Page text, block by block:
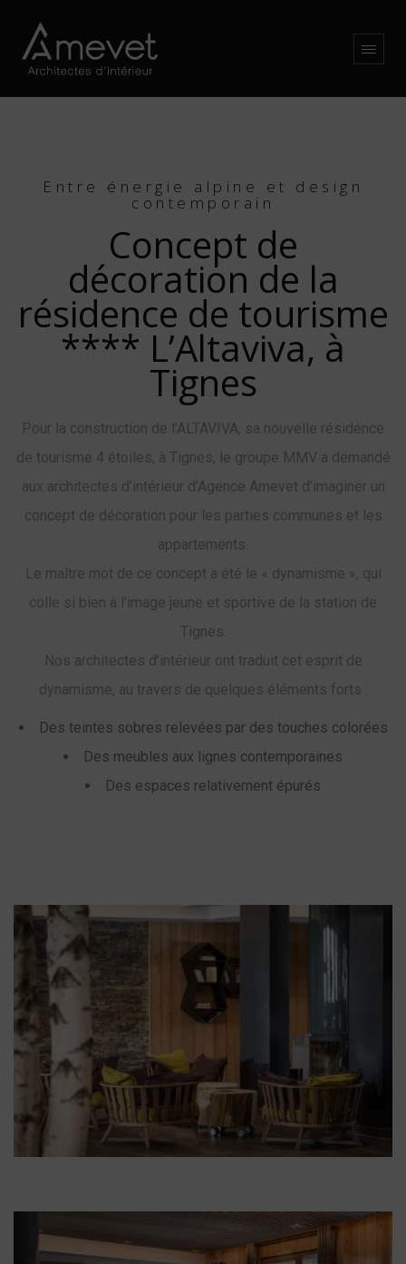
Entre énergie alpine et design
contemporain
Concept de
décoration de la
résidence de tourisme
**** L’Altaviva, à
Tignes
Pour la construction de l’ALTAVIVA, sa nouvelle résidence
de tourisme 4 étoiles, à Tignes, le groupe MMV a demandé
aux architectes d’intérieur d’Agence Amevet d’imaginer un
concept de décoration pour les parties communes et les
appartements.
Le maître mot de ce concept a été le « dynamisme », qui
colle si bien à l’image jeune et sportive de la station de
Tignes.
Nos architectes d’intérieur ont traduit cet esprit de
dynamisme, au travers de quelques éléments forts :
Des teintes sobres relevées par des touches colorées
Des meubles aux lignes contemporaines
Des espaces relativement épurés